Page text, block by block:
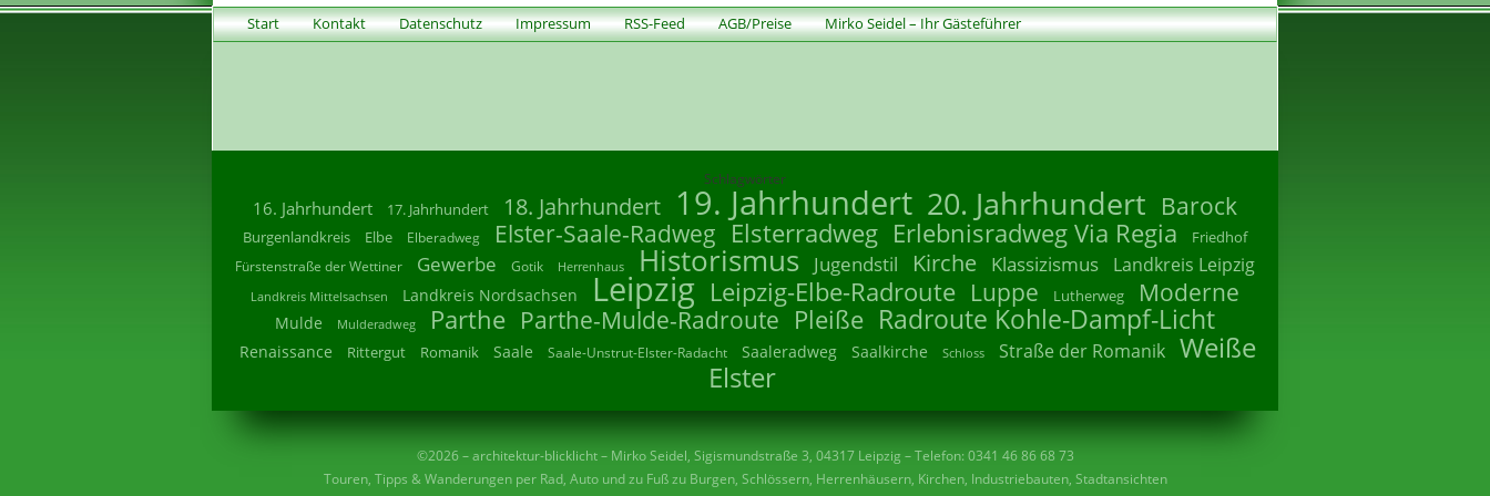
Start Kontakt Datenschutz Impressum RSS-Feed AGB/Preise Mirko Seidel – Ihr Gästeführer
Schlagwörter
16. Jahrhundert 17. Jahrhundert 18. Jahrhundert 19. Jahrhundert 20. Jahrhundert Barock
Burgenlandkreis Elbe Elberadweg Elster-Saale-Radweg Elsterradweg Erlebnisradweg Via Regia Friedhof
Fürstenstraße der Wettiner Gewerbe Gotik Herrenhaus Historismus Jugendstil Kirche Klassizismus Landkreis Leipzig
Landkreis Mittelsachsen Landkreis Nordsachsen Leipzig Leipzig-Elbe-Radroute Luppe Lutherweg Moderne
Mulde Mulderadweg Parthe Parthe-Mulde-Radroute Pleiße Radroute Kohle-Dampf-Licht
Renaissance Rittergut Romanik Saale Saale-Unstrut-Elster-Radacht Saaleradweg Saalkirche Schloss Straße der Romanik Weiße
Elster
©2026 – architektur-blicklicht – Mirko Seidel, Sigismundstraße 3, 04317 Leipzig – Telefon: 0341 46 86 68 73
Touren, Tipps & Wanderungen per Rad, Auto und zu Fuß zu Burgen, Schlössern, Herrenhäusern, Kirchen, Industriebauten, Stadtansichten